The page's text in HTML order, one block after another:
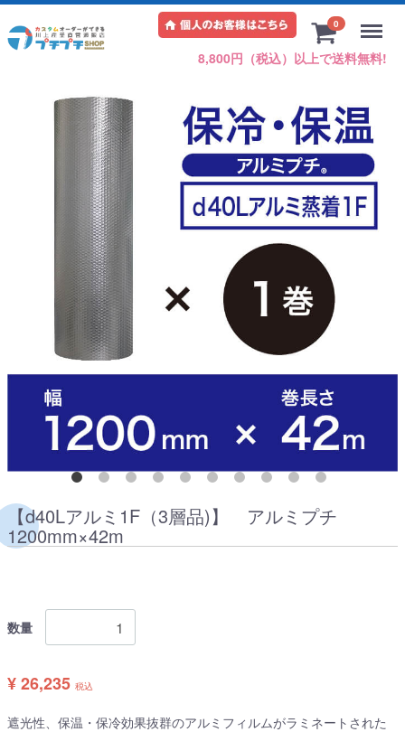
0
8,800円（税込）以上で送料無料!
Menu
【d40Lアルミ1F（3層品)】 アルミプチ
1200mm×42m
数量
¥ 26,235 税込
遮光性、保温・保冷効果抜群のアルミフィルムがラミネートされた